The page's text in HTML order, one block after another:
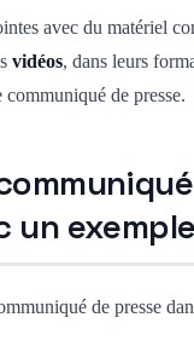
avec du matériel
vidéos, dans leurs
communiqué de presse.
un exemple
de presse